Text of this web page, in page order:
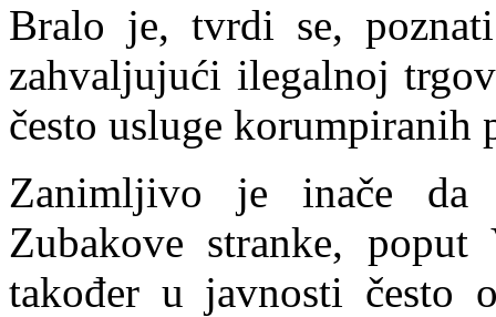
Bralo je, tvrdi se,
zahvaljujući ilegalnoj
često usluge
Zanimljivo je inače
Zubakove stranke,
također u javnosti često